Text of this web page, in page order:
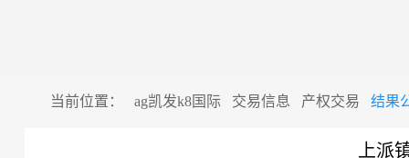
当前位置： ag凯发k8国际 交易信息 产权交易 结果
上派